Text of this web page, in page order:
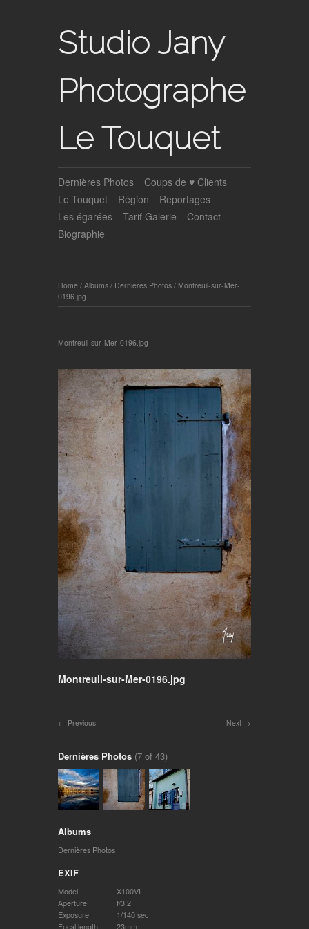
Studio Jany
Photographe
Le Touquet
Dernières Photos
Coups de ♥ Clients
Le Touquet
Région
Reportages
Les égarées
Tarif Galerie
Contact
Biographie
Home / Albums / Dernières Photos / Montreuil-sur-Mer-
0196.jpg
Montreuil-sur-Mer-0196.jpg
Montreuil-sur-Mer-0196.jpg
Next
Previous
Dernières Photos (7 of 43)
Albums
Dernières Photos
EXIF
Model
X100VI
Aperture
f/3.2
Exposure
1/140 sec
Focal length
23mm